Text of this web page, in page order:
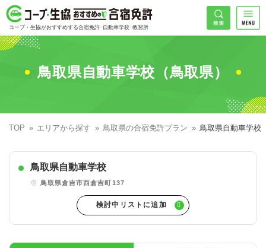
コープ・生協おすすめの合宿免許
コープ・生協がおすすめする合宿免許･自動車学校･教習所
HOME
コープ・生協おすすめの合宿免許ランキング
普通車
大型二輪
準中型車
エリアで探す
東北エリア
甲信越エリア
早割
学割
キャンペーンで探す
こだわり条件で探す
コープ合宿免許スタッフがおすすめの教習所
入校日で探す
地域
希望入校日
42 件が見つかりました
検索
鳥取県自動車学校（鳥取県）
TOP エリアから探す 鳥取県の合宿免許プラン 鳥取県自動車学校
鳥取県自動車学校
鳥取県倉吉市西倉吉町137